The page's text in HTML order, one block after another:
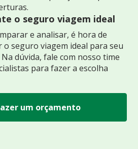
o seguro viagem ideal
e analisar, é hora de
o seguro viagem ideal para seu
dúvida, fale com nosso time
para fazer a escolha
um orçamento